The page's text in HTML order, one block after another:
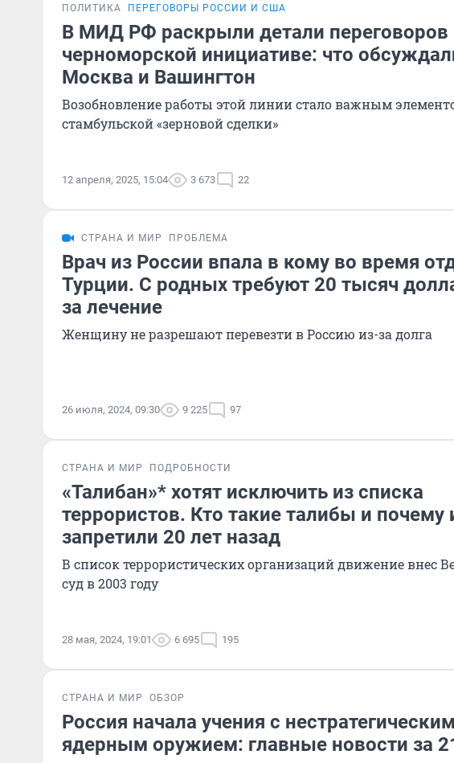
ПОЛИТИКА ПЕРЕГОВОРЫ РОССИИ И США
В МИД РФ раскрыли детали переговоров
черноморской инициативе: что
Москва и Вашингтон
Возобновление работы этой линии стало важным
стамбульской «зерновой сделки»
12 апреля, 2025, 15:04 3 673 22
СТРАНА И МИР ПРОБЛЕМА
Врач из России впала в кому во время
Турции. С родных требуют 20 тысяч
за лечение
Женщину не разрешают перевезти в Россию из-за долга
26 июля, 2024, 09:30 9 225 97
СТРАНА И МИР ПОДРОБНОСТИ
«Талибан»* хотят исключить из списка
террористов. Кто такие талибы и почему
запретили 20 лет назад
В список террористических организаций движение внес
суд в 2003 году
28 мая, 2024, 19:01 6 695 195
СТРАНА И МИР ОБЗОР
Россия начала учения с нестратегическим
ядерным оружием: главные новости за